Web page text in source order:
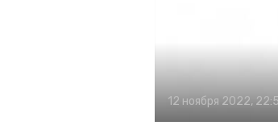
12 ноября 2022,